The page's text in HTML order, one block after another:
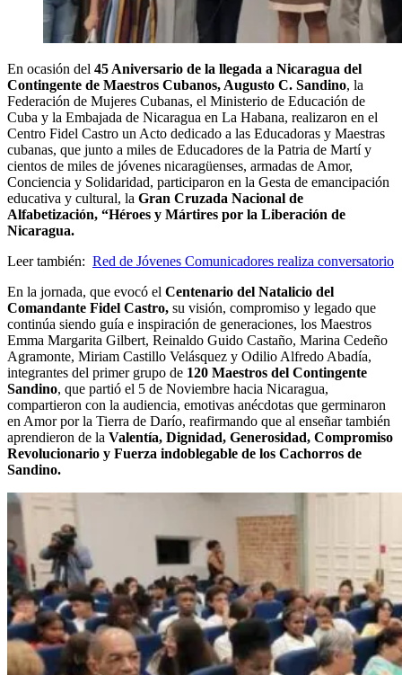
En ocasión del 45 Aniversario de la llegada a Nicaragua del
Contingente de Maestros Cubanos, Augusto C. Sandino, la
Federación de Mujeres Cubanas, el Ministerio de Educación de
Cuba y la Embajada de Nicaragua en La Habana, realizaron en el
Centro Fidel Castro un Acto dedicado a las Educadoras y Maestras
cubanas, que junto a miles de Educadores de la Patria de Martí y
cientos de miles de jóvenes nicaragüenses, armadas de Amor,
Conciencia y Solidaridad, participaron en la Gesta de emancipación
educativa y cultural, la Gran Cruzada Nacional de
Alfabetización, “Héroes y Mártires por la Liberación de
Nicaragua.
Leer también: Red de Jóvenes Comunicadores realiza conversatorio
En la jornada, que evocó el Centenario del Natalicio del
Comandante Fidel Castro, su visión, compromiso y legado que
continúa siendo guía e inspiración de generaciones, los Maestros
Emma Margarita Gilbert, Reinaldo Guido Castaño, Marina Cedeño
Agramonte, Miriam Castillo Velásquez y Odilio Alfredo Abadía,
integrantes del primer grupo de 120 Maestros del Contingente
Sandino, que partió el 5 de Noviembre hacia Nicaragua,
compartieron con la audiencia, emotivas anécdotas que germinaron
en Amor por la Tierra de Darío, reafirmando que al enseñar también
aprendieron de la Valentía, Dignidad, Generosidad, Compromiso
Revolucionario y Fuerza indoblegable de los Cachorros de
Sandino.